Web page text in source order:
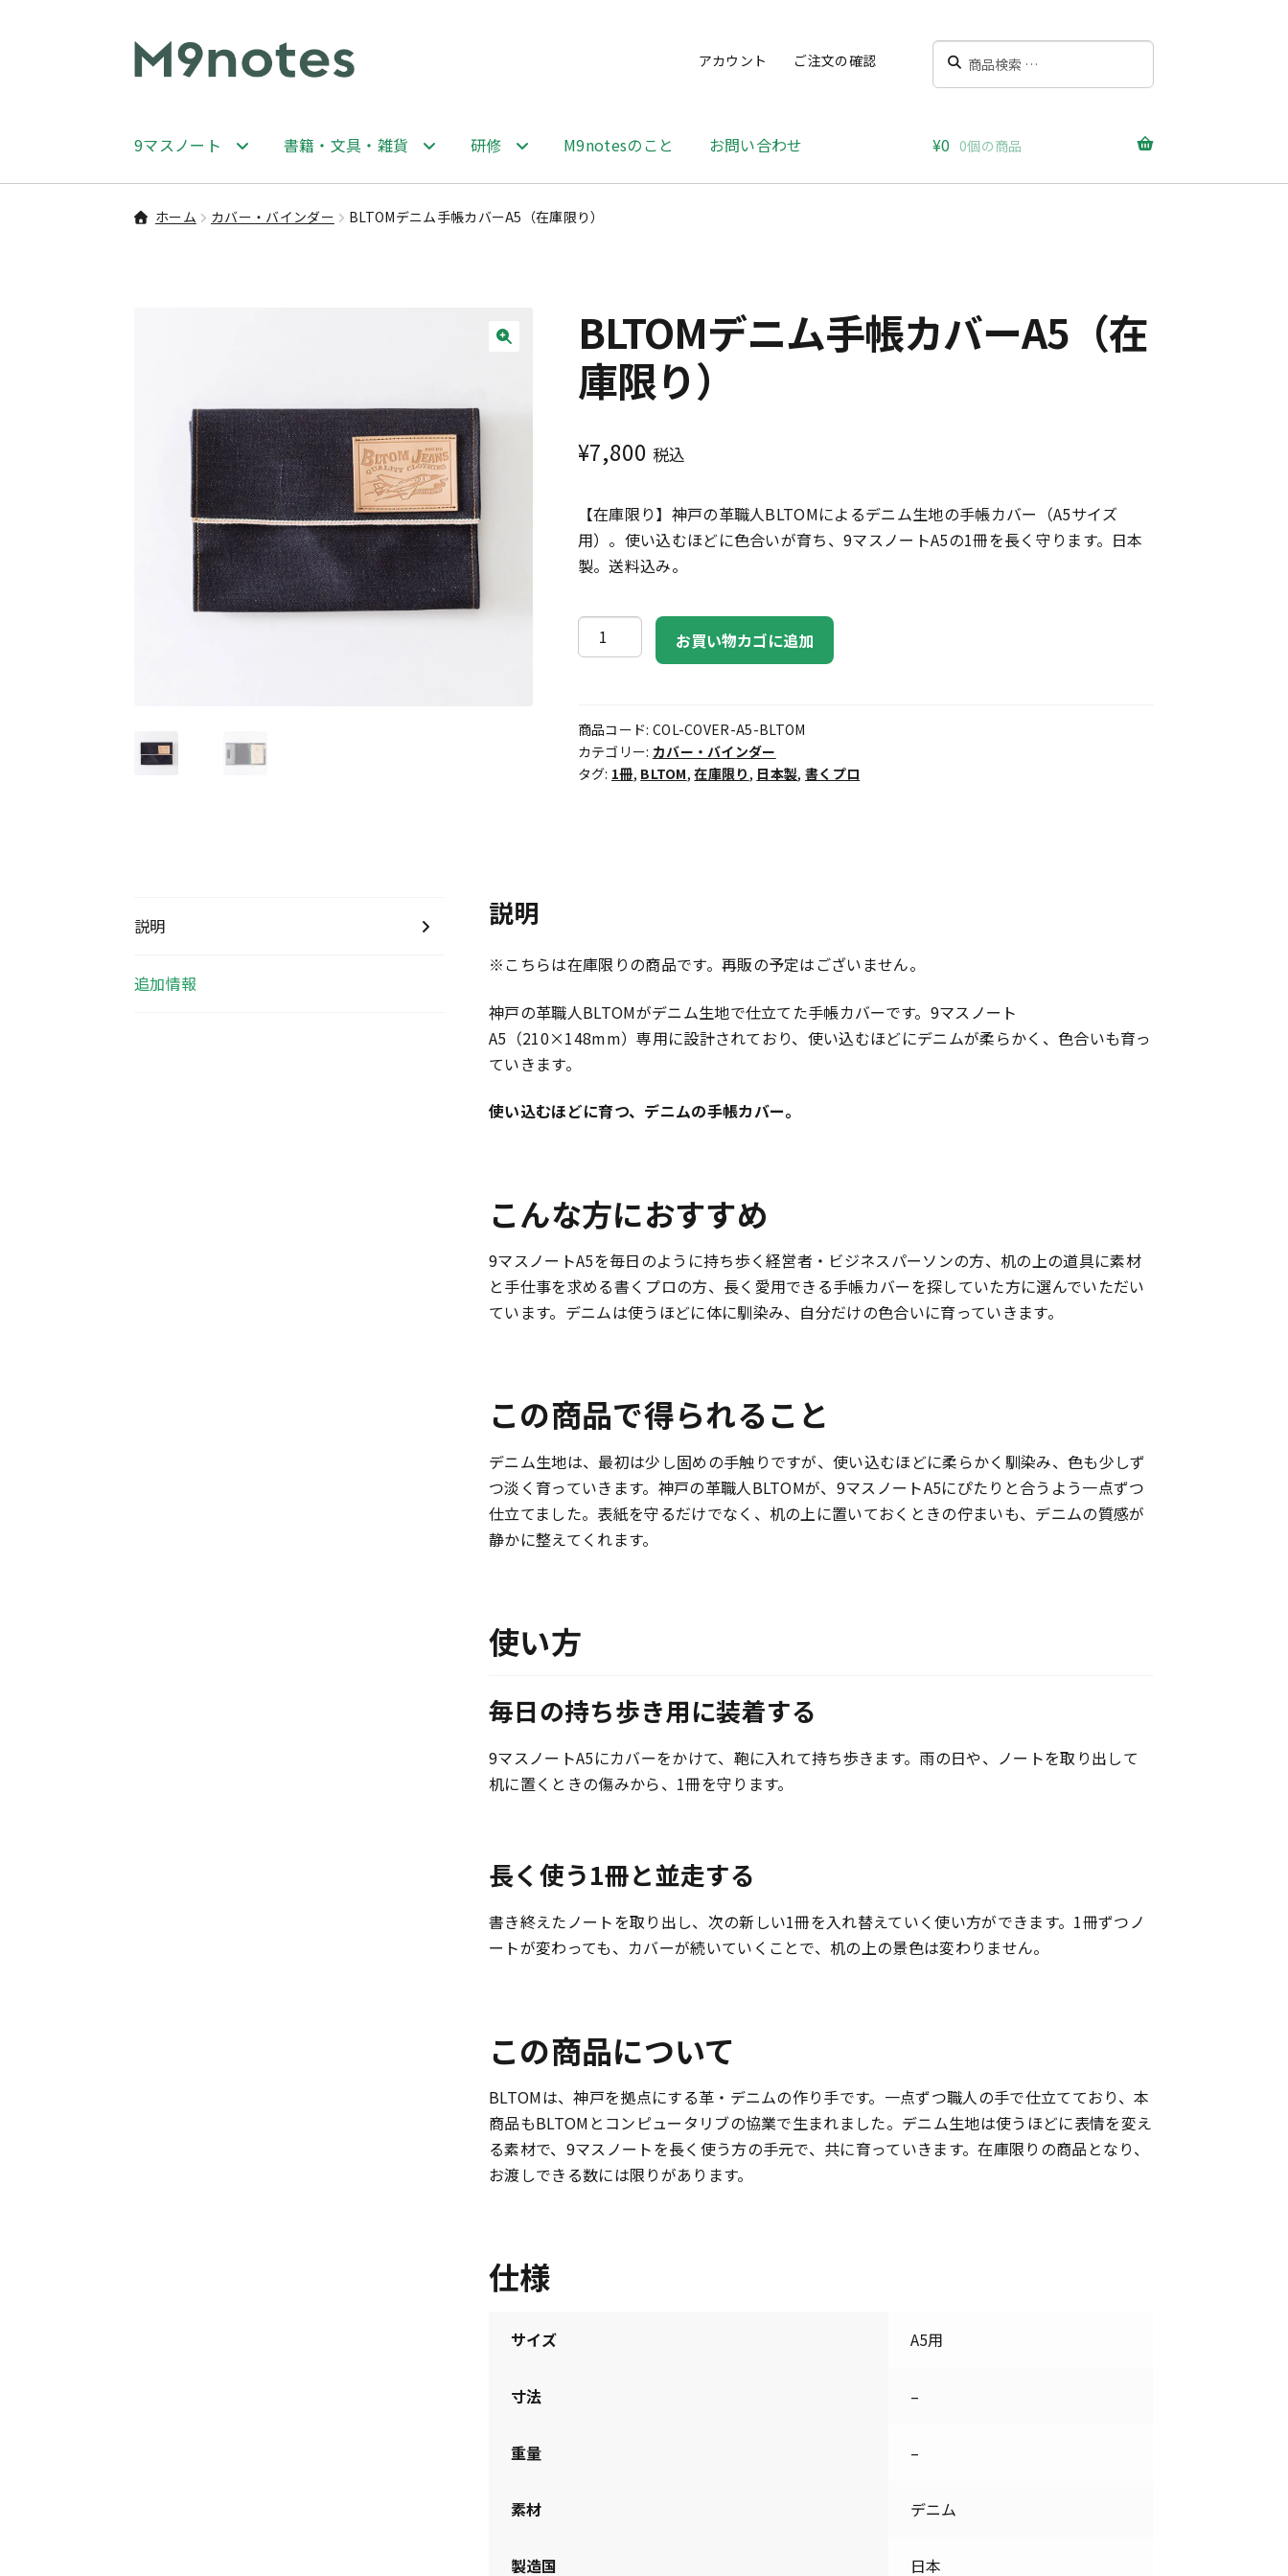
ナ
ビ
シ
ョ
ン
コ
ン
ツ
へ
ス
アカウント ご注文の確認
検
対
検
9マスノート 書籍・文具・雑貨 研修 M9notesのこと お問い合わせ ¥0 0個の商品
ホーム カバー・バインダー BLTOMデニム手帳カバーA5（在庫限り）
BLTOMデニム手帳カバーA5（在
庫限り）
¥7,800 税込
【在庫限り】神戸の革職人BLTOMによるデニム生地の手帳カバー（A5サイズ
用）。使い込むほどに色合いが育ち、9マスノートA5の1冊を長く守ります。日本
製。送料込み。
BLTOM
デ
手
帳
カ
個
お買い物カゴに追加
商品コード: COL-COVER-A5-BLTOM
カテゴリー: カバー・バインダー
タグ: 1冊, BLTOM,在庫限り , 日本製, 書くプロ
説明
追加情報
説明
※こちらは在庫限りの商品です。再販の予定はございません。
神戸の革職人BLTOMがデニム生地で仕立てた手帳カバーです。9マスノート
A5（210×148mm）専用に設計されており、使い込むほどにデニムが柔らかく、色合いも育っ
ていきます。
使い込むほどに育つ、デニムの手帳カバー。
こんな方におすすめ
9マスノートA5を毎日のように持ち歩く経営者・ビジネスパーソンの方、机の上の道具に素材
と手仕事を求める書くプロの方、長く愛用できる手帳カバーを探していた方に選んでいただい
ています。デニムは使うほどに体に馴染み、自分だけの色合いに育っていきます。
この商品で得られること
デニム生地は、最初は少し固めの手触りですが、使い込むほどに柔らかく馴染み、色も少しず
つ淡く育っていきます。神戸の革職人BLTOMが、9マスノートA5にぴたりと合うよう一点ずつ
仕立てました。表紙を守るだけでなく、机の上に置いておくときの佇まいも、デニムの質感が
静かに整えてくれます。
使い方
毎日の持ち歩き用に装着する
9マスノートA5にカバーをかけて、鞄に入れて持ち歩きます。雨の日や、ノートを取り出して
机に置くときの傷みから、1冊を守ります。
長く使う1冊と並走する
書き終えたノートを取り出し、次の新しい1冊を入れ替えていく使い方ができます。1冊ずつノ
ートが変わっても、カバーが続いていくことで、机の上の景色は変わりません。
この商品について
BLTOMは、神戸を拠点にする革・デニムの作り手です。一点ずつ職人の手で仕立てており、本
商品もBLTOMとコンピュータリブの協業で生まれました。デニム生地は使うほどに表情を変え
る素材で、9マスノートを長く使う方の手元で、共に育っていきます。在庫限りの商品となり、
お渡しできる数には限りがあります。
仕様
サイズ A5用
寸法 –
重量 –
素材 デニム
製造国 日本